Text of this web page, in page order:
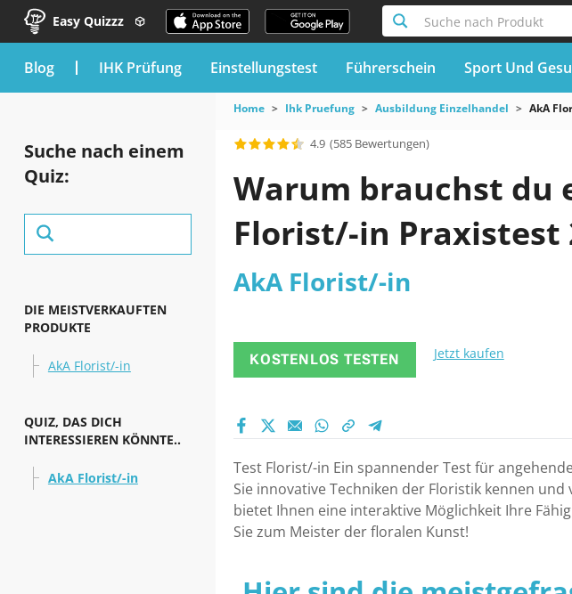
Easy Quizzz Suche nach Produkt
blog IHK Prüfung Einstellungstest Führerschein Sport Und
Suche nach einem
Quiz:
DIE MEISTVERKAUFTEN
PRODUKTE
AkA Florist/-in
QUIZ, DAS DICH
INTERESSIEREN KÖNNTE..
AkA Florist/-in
Home Ihk Pruefung Ausbildung Einzelhandel AkA
4.9 (585 Bewertungen)
Warum brauchst du
Florist/-in Praxistest
AkA Florist/-in
KOSTENLOS TESTEN Jetzt kaufen
Test Florist/-in Ein spannender Test für
Sie innovative Techniken der Floristik kennen
bietet Ihnen eine interaktive Möglichkeit Ihre
Sie zum Meister der floralen Kunst!